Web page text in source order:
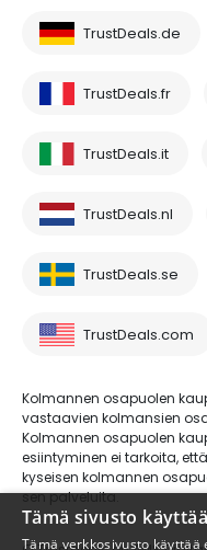
TrustDeals.de
TrustDeals.fr
TrustDeals.it
TrustDeals.nl
TrustDeals.se
TrustDeals.com
Kolmannen osapuolen
vastaavien kolmansien
Kolmannen osapuolen
esiintyminen ei tarkoita,
kyseisen kolmannen
sen palveluita.
Tämä sivusto
Tämä verkkosivusto